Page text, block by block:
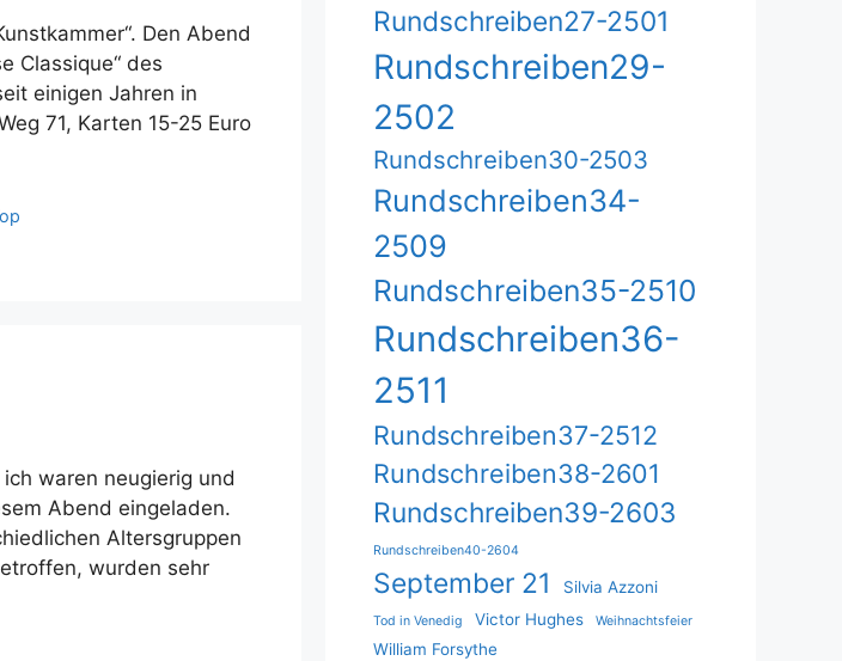
Den Abend
Classique“ des
einigen Jahren in
71, Karten 15-25 Euro
waren neugierig und
Abend eingeladen.
Altersgruppen
wurden sehr
Rundschreiben27-2501
Rundschreiben29-
2502
Rundschreiben30-2503
Rundschreiben34-
2509
Rundschreiben35-2510
Rundschreiben36-
2511
Rundschreiben37-2512
Rundschreiben38-2601
Rundschreiben39-2603
Rundschreiben40-2604
September 21 Silvia Azzoni
Tod in Venedig Victor Hughes Weihnachtsfeier
William Forsythe